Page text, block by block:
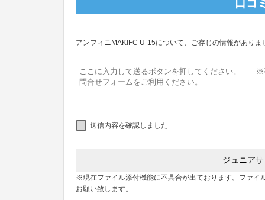
口コ
アンフィニMAKIFC U-15について、ご存じの情報がありま
送信内容を確認しました
※現在ファイル添付機能に不具合が出ております。ファイ
お願い致します。